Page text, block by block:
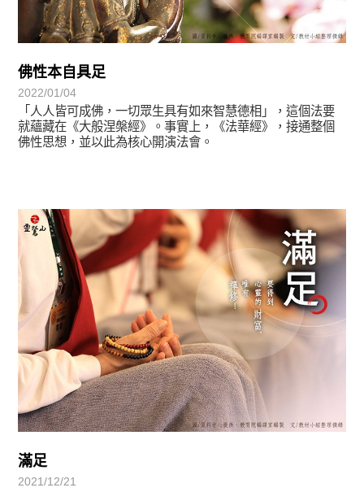
佛性本自具足
2022/01/04
「人人皆可成佛，一切眾生具有如來智慧德相」，這個法要
就蘊藏在《大般涅槃經》。事實上，《法華經》，接通整個
佛性思想，並以此為核心開演法會。
滿足
2021/12/21
正法眼-般若期